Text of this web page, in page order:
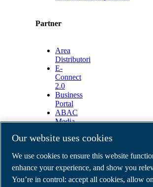
Partner
Area
Distributori
E-
Connect
2.0
Business
Portal
ABAC
Media
Legal & Privacy Notices
Order return form
Order claim form
Our website uses cookies
We use cookies to ensure this website
enhance your experience, and show you
You’re in control: accept all cookies, allow